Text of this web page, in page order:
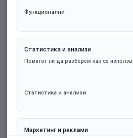
Функционални
Статистика и анализи
Помагат ни да разберем как се
Статистика и анализи
Маркетинг и реклами